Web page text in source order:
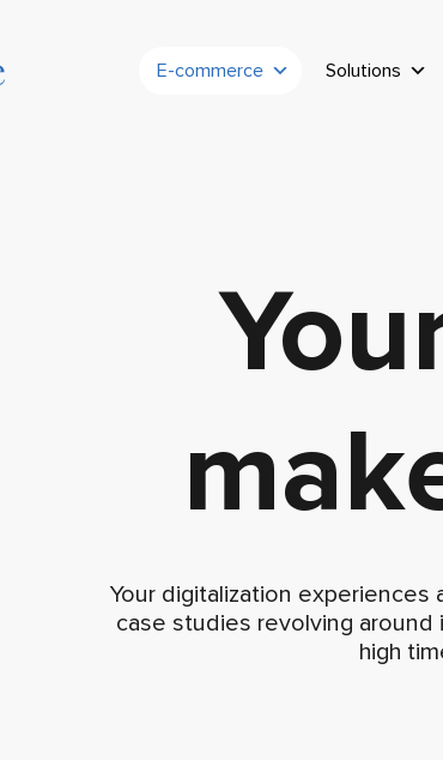
E-commerce Solutions
Your digitalization
case studies revolving
high